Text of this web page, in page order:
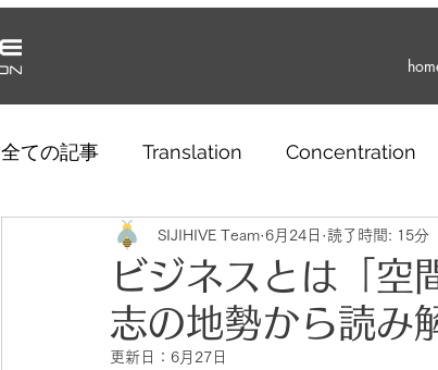
全ての記事 Translation Concentration
Telework Language Russia
Music Trend Mental
ビジネスとは「空
志の地勢から読み
SIJIHIVE Team 6月24日 読了時間: 15分
更新日： 6月27日